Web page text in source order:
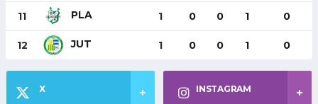
11 PLA 1 0 0 1 0
12 JUT 1 0 0 1 0
X INSTAGRAM